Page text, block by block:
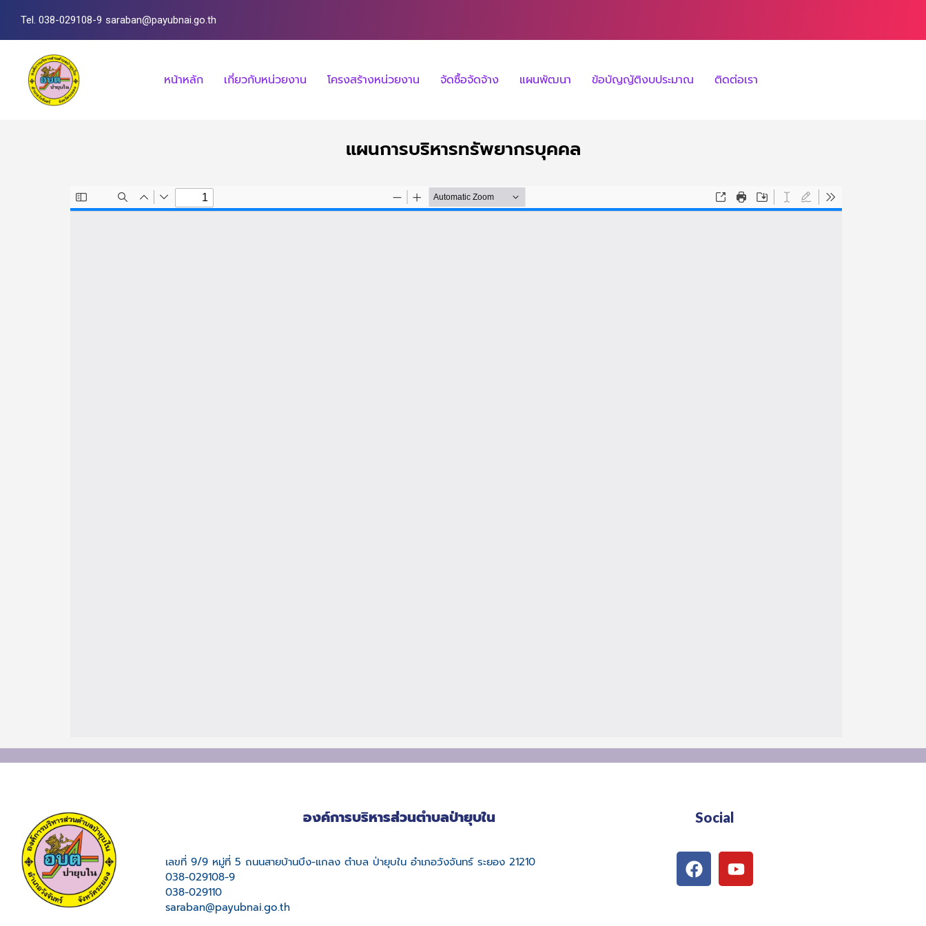
Tel. 038-029108-9 saraban@payubnai.go.th
หน้าหลัก เกี่ยวกับหน่วยงาน โครงสร้างหน่วยงาน จัดซื้อจัดจ้าง แผนพัฒนา ข้อบัญญัติงบประมาณ ติดต่อเรา
แผนการบริหารทรัพยากรบุคคล
องค์การบริหารส่วนตำบลป่ายุบใน
เลขที่ 9/9 หมู่ที่ 5 ถนนสายบ้านบึง-แกลง ตำบล ป่ายุบใน อำเภอวังจันทร์ ระยอง 21210
038-029108-9
038-029110
saraban@payubnai.go.th
Social